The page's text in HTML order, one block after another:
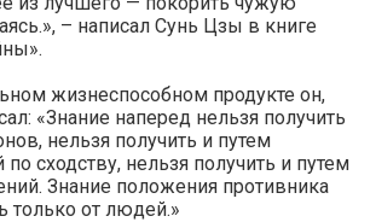
– написал Сунь Цзы в книге
жизнеспособном продукте он,
«Знание наперед нельзя получить
нельзя получить и путем
сходству, нельзя получить и путем
Знание положения противника
только от людей.»